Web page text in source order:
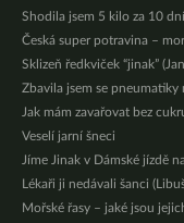
Shodila jsem 5 kilo za 10 dní
Česká super potravina –
Sklizeň ředkviček “jinak”
Zbavila jsem se pneumatiky
Jak mám zavařovat bez
Veselí jarní šneci
Jíme Jinak v Dámské jízdě
Lékaři ji nedávali šanci
Mořské řasy – jaké jsou